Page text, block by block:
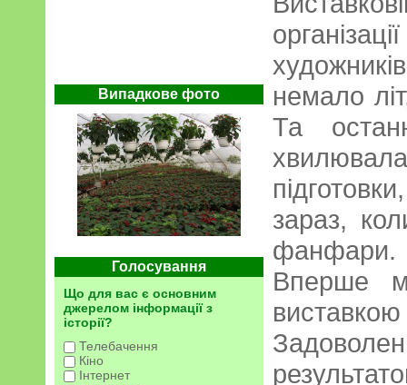
Випадкове фото
Голосування
Що для вас є основним
джерелом інформації з
історії?
Телебачення
Кіно
Інтернет
немало
Та
зараз,
фанфари.
Вперше